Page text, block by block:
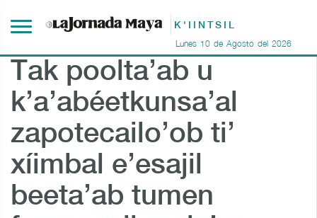
K'IINTSIL
Lunes 10 de Agosto del 2026
Tak poolta’ab u
k’a’abéetkunsa’al
zapotecailo’ob ti’
xíimbal e’esajil
beeta’ab tumen